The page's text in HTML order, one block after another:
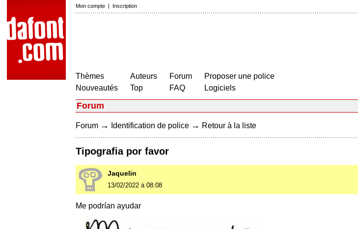
Mon compte | Inscription
Thèmes
Nouveautés
Auteurs
Top
Forum
FAQ
Proposer une police
Logiciels
Forum
Forum → Identification de police → Retour à la liste
Tipografia por favor
Jaquelin
13/02/2022 à 08:08
Me podrían ayudar